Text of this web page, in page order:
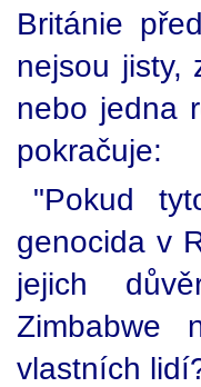
Británie
nejsou jisty,
nebo jedna
pokračuje:
"Pokud
genocida v
jejich
Zimbabwe
vlastních